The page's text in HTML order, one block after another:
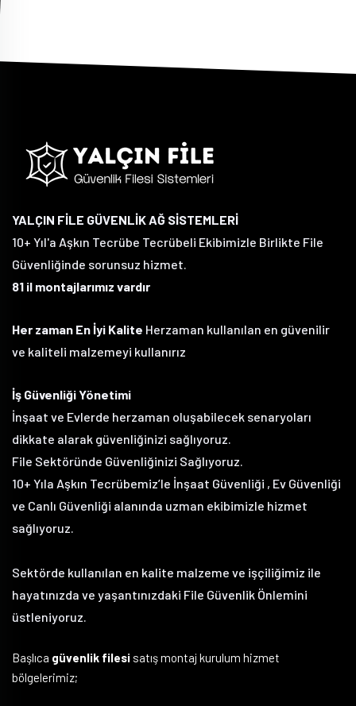
YALÇIN FİLE GÜVENLİK AĞ SİSTEMLERİ
10+ Yıl'a Aşkın Tecrübe Tecrübeli Ekibimizle Birlikte File
Güvenliğinde sorunsuz hizmet.
81 il montajlarımız vardır
Her zaman En İyi Kalite Herzaman kullanılan en güvenilir
ve kaliteli malzemeyi kullanırız
İş Güvenliği Yönetimi
İnşaat ve Evlerde herzaman oluşabilecek senaryoları
dikkate alarak güvenliğinizi sağlıyoruz.
File Sektöründe Güvenliğinizi Sağlıyoruz.
10+ Yıla Aşkın Tecrübemiz’le İnşaat Güvenliği , Ev Güvenliği
ve Canlı Güvenliği alanında uzman ekibimizle hizmet
sağlıyoruz.
Sektörde kullanılan en kalite malzeme ve işçiliğimiz ile
hayatınızda ve yaşantınızdaki File Güvenlik Önlemini
üstleniyoruz.
Başlıca güvenlik filesi satış montaj kurulum hizmet
bölgelerimiz;